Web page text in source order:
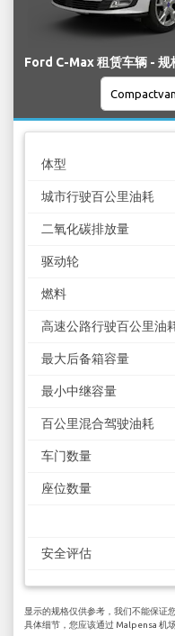
Ford C-Max 租赁车辆 - 规
体型
城市行驶百公里油耗
二氧化碳排放量
驱动轮
燃料
高速公路行驶百公里油
最大后备箱容量
最小中继容量
百公里混合驾驶油耗
车门数量
座位数量
安全评估
显示的规格仅供参考，我们不能保证
具体细节，您应该通过 Malpensa 机